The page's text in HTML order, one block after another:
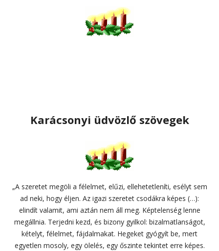
Karácsonyi üdvözlő szövegek
„A szeretet megöli a félelmet, elűzi, ellehetetleníti, esélyt sem
ad neki, hogy éljen. Az igazi szeretet csodákra képes (…):
elindít valamit, ami aztán nem áll meg. Képtelenség lenne
megállnia. Terjedni kezd, és bizony gyilkol: bizalmatlanságot,
kételyt, félelmet, fájdalmakat. Hegeket gyógyít be, mert
egyetlen mosoly, egy ölelés, egy őszinte tekintet erre képes.